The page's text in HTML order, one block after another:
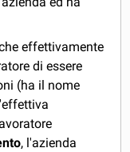
effettivamente
di essere
(ha il nome
, l'azienda